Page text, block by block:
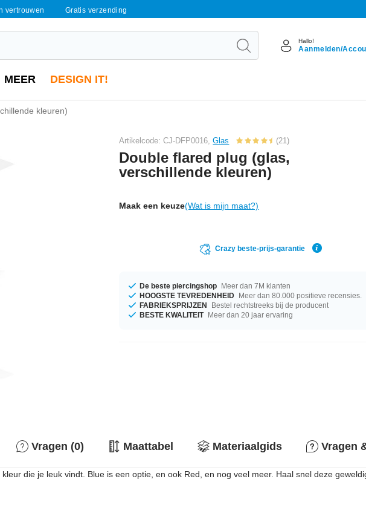
vertrouwen Gratis verzending
Hallo!
MEER DESIGN IT!
kleuren)
Artikelcode: CJ-DFP0016,Glas (21)
Double flared plug (glas,
verschillende kleuren)
Maak een keuze(Wat is mijn maat?)
Crazy beste-prijs-garantie
De beste piercingshop Meer dan 7M klanten
HOOGSTE TEVREDENHEID Meer dan 80.000 positieve recensies.
FABRIEKSPRIJZEN
Bestel rechtstreeks bij de producent
BESTE KWALITEIT Meer dan 20 jaar ervaring
Vragen (0) Maattabel Materiaalgids Vragen
die je leuk vindt. Blue is een optie, en ook Red, en nog veel meer. Haal snel deze